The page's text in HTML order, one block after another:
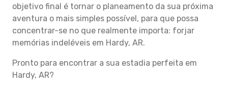
objetivo final é tornar o planeamento da sua próxima
aventura o mais simples possível, para que possa
concentrar-se no que realmente importa: forjar
memórias indeléveis em Hardy, AR.
Pronto para encontrar a sua estadia perfeita em
Hardy, AR?